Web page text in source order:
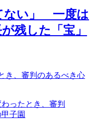
ない」 一度は
残した「宝」
き、審判のあるべき心